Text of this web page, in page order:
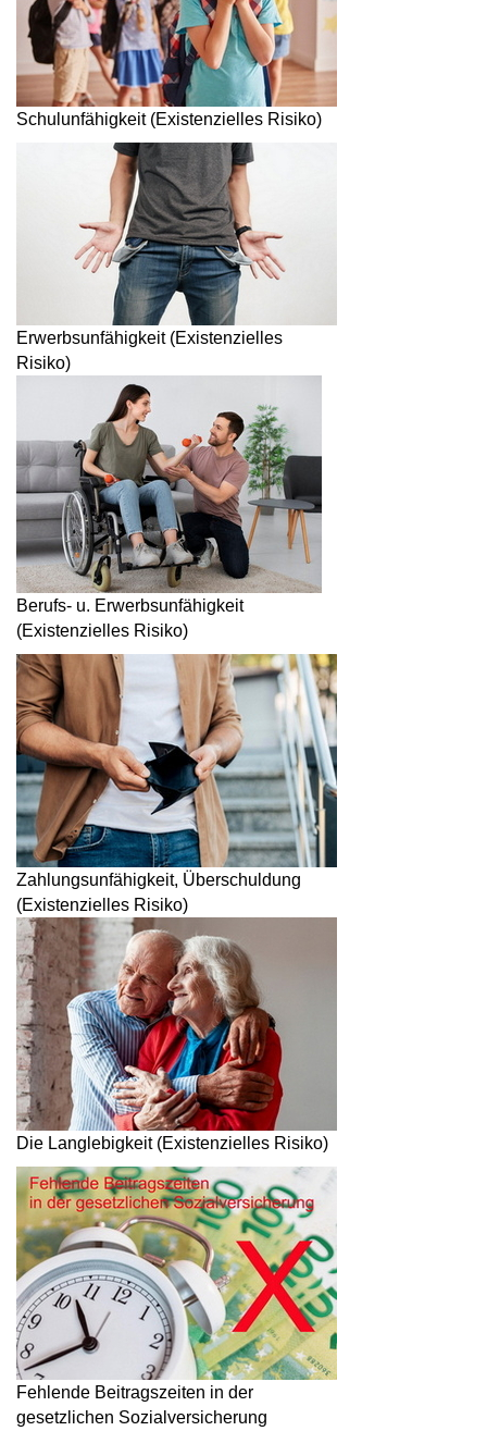
Schulunfähigkeit (Existenzielles Risiko)
Erwerbsunfähigkeit (Existenzielles
Risiko)
Berufs- u. Erwerbsunfähigkeit
(Existenzielles Risiko)
Zahlungsunfähigkeit, Überschuldung
(Existenzielles Risiko)
Die Langlebigkeit (Existenzielles Risiko)
Fehlende Beitragszeiten in der
gesetzlichen Sozialversicherung